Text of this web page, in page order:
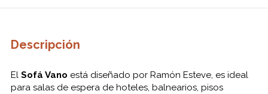
Descripción
El Sofá Vano está diseñado por Ramón Esteve, es ideal
para salas de espera de hoteles, balnearios, pisos